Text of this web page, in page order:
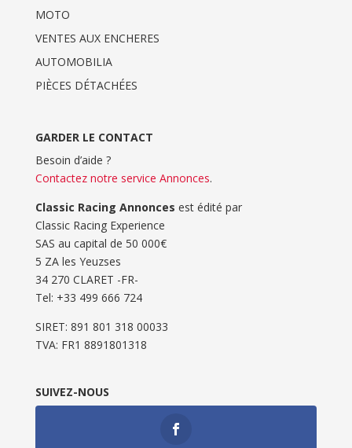
MOTO
VENTES AUX ENCHERES
AUTOMOBILIA
PIÈCES DÉTACHÉES
GARDER LE CONTACT
Besoin d’aide ?
Contactez notre service Annonces.
Classic Racing Annonces est édité par
Classic Racing Experience
SAS au capital de 50 000€
5 ZA les Yeuzses
34 270 CLARET -FR-
Tel: ‭+33 499 666 724‬
SIRET: 891 801 318 00033
TVA: FR1 8891801318
SUIVEZ-NOUS